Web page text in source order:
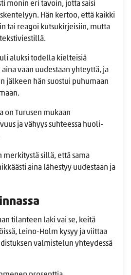
monin eri tavoin, jotta saisi
Hän kertoo, että kaikki
tai reagoi kutsukirjeisiin, mutta
aluksi todella kielteisiä
vaan uudestaan yhteyttä, ja
jälkeen hän suostui puhumaan
on Turusen mukaan
ja vähyys suhteessa huoli-
merkitystä sillä, että sama
aina lähestyy uudestaan ja
tilanteen laki vai se, keitä
Leino-Holm kysyy ja viittaa
valmistelun yhteydessä